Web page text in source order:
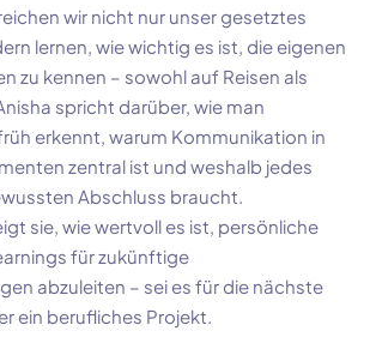
wir nicht nur unser gesetztes
lernen, wie wichtig es ist, die eigenen
zu kennen – sowohl auf Reisen als
spricht darüber, wie man
erkennt, warum Kommunikation in
zentral ist und weshalb jedes
Abschluss braucht.
sie, wie wertvoll es ist, persönliche
für zukünftige
abzuleiten – sei es für die nächste
ein berufliches Projekt.